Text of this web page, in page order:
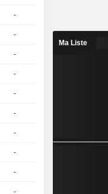
-
-
-
-
-
-
-
-
-
-
Ma Liste